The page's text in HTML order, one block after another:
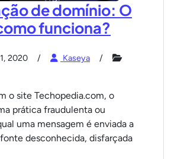
de domínio: O
funciona?
2020
Kaseya
o site Techopedia.com, o
prática fraudulenta ou
uma mensagem é enviada a
desconhecida, disfarçada